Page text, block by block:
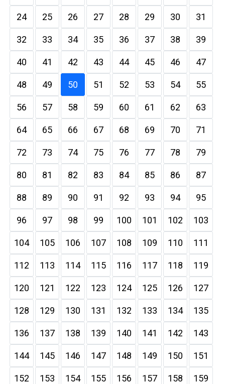
24 25 26 27 28 29 30 31
32 33 34 35 36 37 38 39
40 41 42 43 44 45 46 47
48 49 50 51 52 53 54 55
56 57 58 59 60 61 62 63
64 65 66 67 68 69 70 71
72 73 74 75 76 77 78 79
80 81 82 83 84 85 86 87
88 89 90 91 92 93 94 95
96 97 98 99 100 101 102 103
104 105 106 107 108 109 110 111
112 113 114 115 116 117 118 119
120 121 122 123 124 125 126 127
128 129 130 131 132 133 134 135
136 137 138 139 140 141 142 143
144 145 146 147 148 149 150 151
152 153 154 155 156 157 158 159